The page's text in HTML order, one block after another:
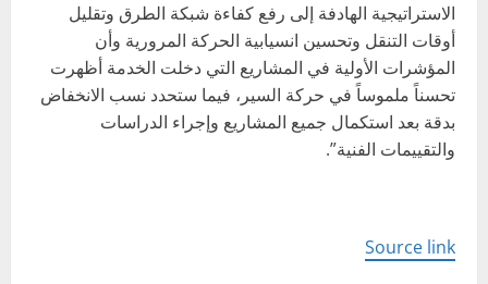
الاستراتيجية الهادفة إلى رفع كفاءة شبكة الطرق وتقليل
أوقات التنقل وتحسين انسيابية الحركة المرورية وأن
المؤشرات الأولية في المشاريع التي دخلت الخدمة أظهرت
تحسناً ملموساً في حركة السير، فيما ستحدد نسب الانخفاض
بدقة بعد استكمال جميع المشاريع وإجراء الدراسات
والتقييمات الفنية”.
Source link